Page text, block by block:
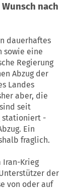
nach
dauerhaftes
sowie eine
Regierung
Abzug der
Landes
aber, die
seit
stationiert -
Ein
fraglich.
Iran-Krieg
der
von oder auf